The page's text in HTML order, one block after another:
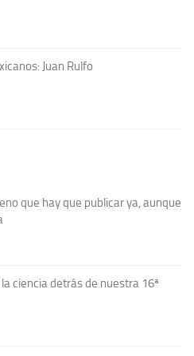
Juan Rulfo
que hay que publicar ya, aunque
la ciencia detrás de nuestra 16ª